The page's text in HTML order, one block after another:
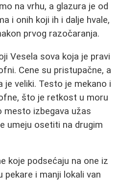
na vrhu, a glazura je od
i onih koji ih i dalje hvale,
prvog razočaranja.
Vesela sova koja je pravi
Cene su pristupačne, a
je veliki. Testo je mekano i
što je retkost u moru
mesto izbegava užas
umeju osetiti na drugim
koje podsećaju na one iz
pekare i manji lokali van